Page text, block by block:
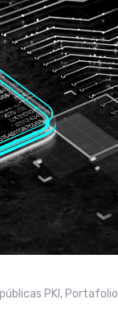
PKI , Portafolio